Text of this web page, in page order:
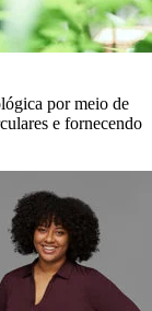
por meio de
e fornecendo